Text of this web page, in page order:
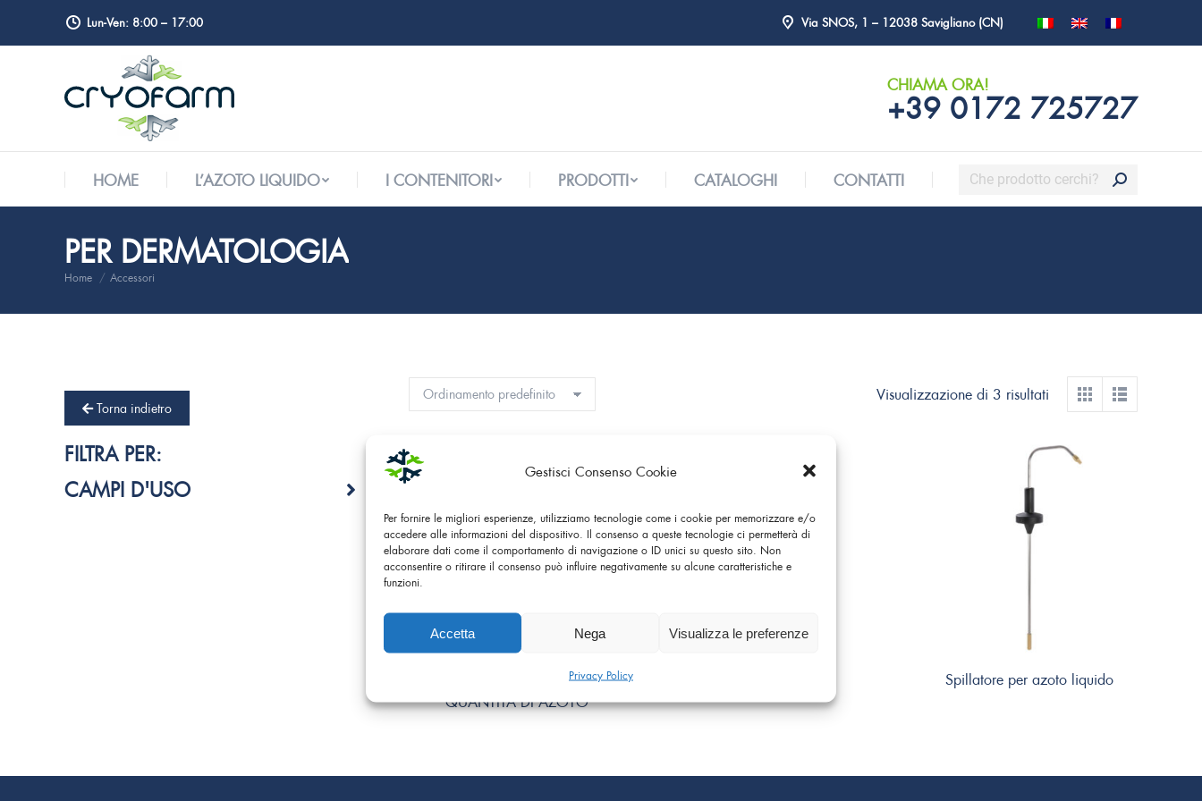
Gestisci Consenso Cookie
Per fornire le migliori esperienze, utilizziamo tecnologie come i cookie per memorizzare e/o
accedere alle informazioni del dispositivo. Il consenso a queste tecnologie ci permetterà di
elaborare dati come il comportamento di navigazione o ID unici su questo sito. Non
acconsentire o ritirare il consenso può influire negativamente su alcune caratteristiche e
funzioni.
Accetta Nega Visualizza le preferenze
Privacy Policy
Lun-Ven: 8:00 – 17:00 Via SNOS, 1 – 12038 Savigliano (CN)
CHIAMA ORA!
+39 0172 725727
HOME L’AZOTO LIQUIDO I CONTENITORI PRODOTTI CATALOGHI CONTATTI Cerca:
PER DERMATOLOGIA
Tu sei qui:
Home Accessori
Visualizzazione di 3 risultati
CESTELLINO PER PICCOLE
QUANTITÀ DI AZOTO
Spillatore per azoto liquido
Torna indietro
FILTRA PER:
CAMPI D'USO
HOME L’AZOTO LIQUIDO CONTATTI Cerca: